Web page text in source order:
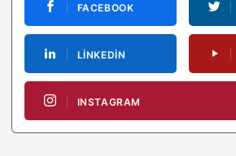
FACEBOOK
LINKEDIN
INSTAGRAM